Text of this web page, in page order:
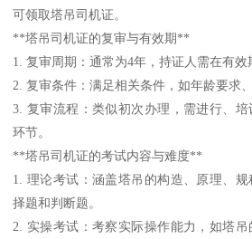
可领取塔吊司机证。
**塔吊司机证的复审与有效期**
1. 复审周期：通常为4年，持证人需在有效
2. 复审条件：满足相关条件，如年龄要求
3. 复审流程：类似初次办理，需进行、
环节。
**塔吊司机证的考试内容与难度**
1. 理论考试：涵盖塔吊的构造、原理、
择题和判断题。
2. 实操考试：考察实际操作能力，如塔